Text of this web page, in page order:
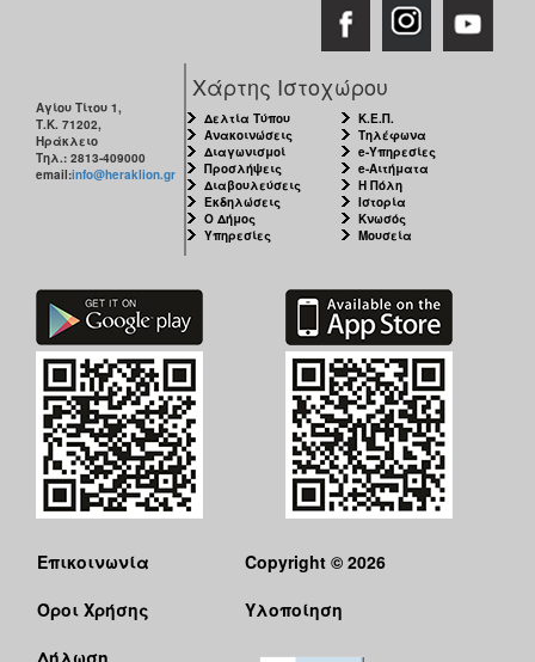
Αγίου Τίτου 1,
Τ.Κ. 71202,
Ηράκλειο
Τηλ.: 2813-409000
email:info@heraklion.gr
Χάρτης Ιστοχώρου
Δελτία Τύπου
Ανακοινώσεις
Διαγωνισμοί
Προσλήψεις
Διαβουλεύσεις
Εκδηλώσεις
Ο Δήμος
Υπηρεσίες
Κ.Ε.Π.
Τηλέφωνα
e-Υπηρεσίες
e-Αιτήματα
Η Πόλη
Ιστορία
Κνωσός
Μουσεία
Επικοινωνία
Όροι Χρήσης
Δήλωση
Copyright © 2026
Υλοποίηση